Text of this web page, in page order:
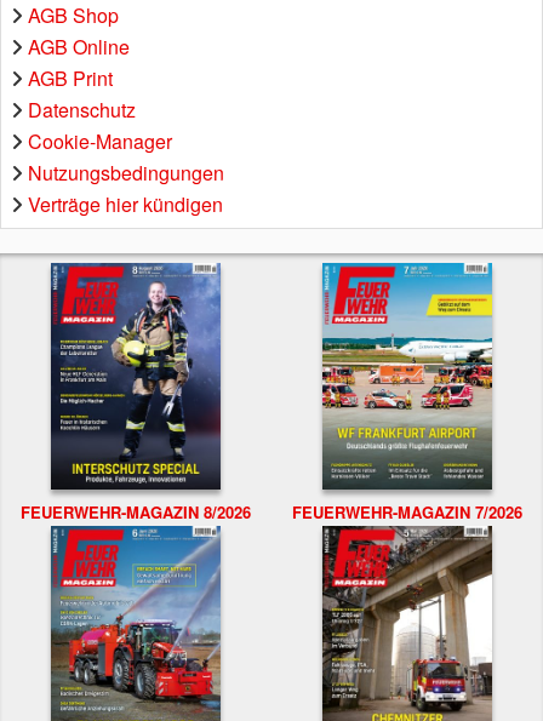
AGB Shop
AGB Online
AGB Print
Datenschutz
Cookie-Manager
Nutzungsbedingungen
Verträge hier kündigen
FEUERWEHR-MAGAZIN 8/2026 FEUERWEHR-MAGAZIN 7/2026